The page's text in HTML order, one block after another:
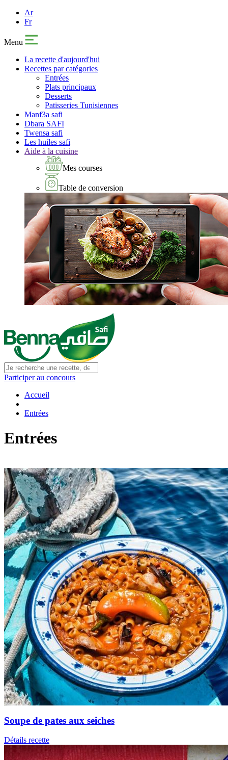
Ar
Fr
Menu
La recette d'aujourd'hui
Recettes par catégories
Entrées
Plats principaux
Desserts
Patisseries Tunisiennes
Manf3a safi
Dbara SAFI
Twensa safi
Les huiles safi
Aide à la cuisine
Mes courses
Table de conversion
Participer au concours
Accueil
Entrées
Entrées
Soupe de pates aux seiches
Détails recette